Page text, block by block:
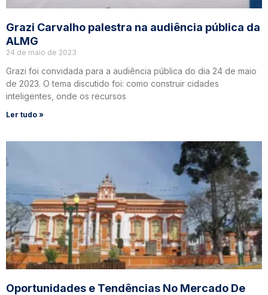
Grazi Carvalho palestra na audiência pública da
ALMG
24 de maio de 2023
Grazi foi convidada para a audiência pública do dia 24 de maio
de 2023. O tema discutido foi: como construir cidades
inteligentes, onde os recursos
Ler tudo »
Oportunidades e Tendências No Mercado De